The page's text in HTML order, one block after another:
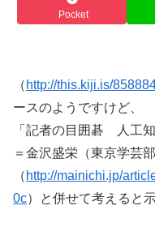
Pocket
（ http://this.kiji.is/
ースのようですけど、
「記者の目囲碁 人工
＝金沢盛栄（東京学芸部
（ http://mainichi.jp/
0c）と併せて考えると